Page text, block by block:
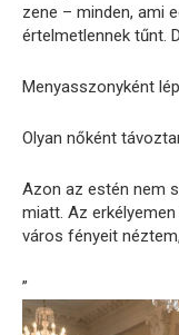
zene – minden, ami
értelmetlennek tűnt.
Menyasszonyként
Olyan nőként
Azon az estén nem
miatt. Az
város fényeit
”